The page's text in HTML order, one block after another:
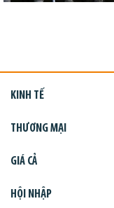
KINH TẾ
THƯƠNG MẠI
GIÁ CẢ
HỘI NHẬP